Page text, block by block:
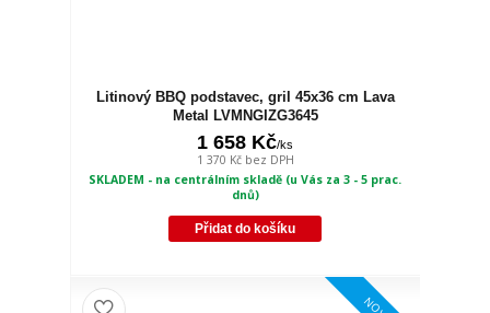
Litinový BBQ podstavec, gril 45x36 cm Lava
Metal LVMNGIZG3645
1 658 Kč/ks
1 370 Kč bez DPH
SKLADEM - na centrálním skladě (u Vás za 3 - 5 prac.
dnů)
Přidat do košíku